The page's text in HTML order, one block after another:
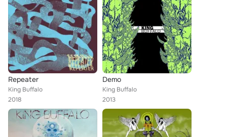
Repeater
King Buffalo
2018
Demo
King Buffalo
2013